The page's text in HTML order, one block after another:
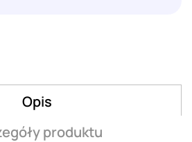
Opis
produktu